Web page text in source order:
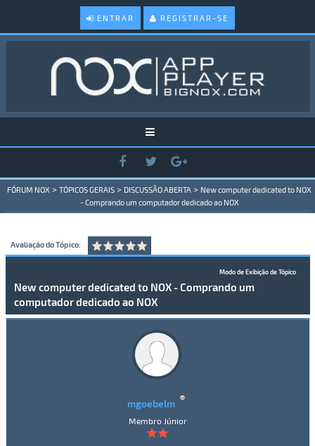
ENTRAR REGISTRAR-SE
FÓRUM NOX > TÓPICOS GERAIS > DISCUSSÃO ABERTA > New computer dedicated to NOX
- Comprando um computador dedicado ao NOX
Avaliação do Tópico:
Modo de Exibição de Tópico
New computer dedicated to NOX - Comprando um
computador dedicado ao NOX
mgoebelm
Membro Júnior